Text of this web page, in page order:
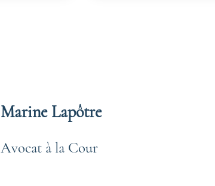
Marine Lapôtre
Avocat à la Cour